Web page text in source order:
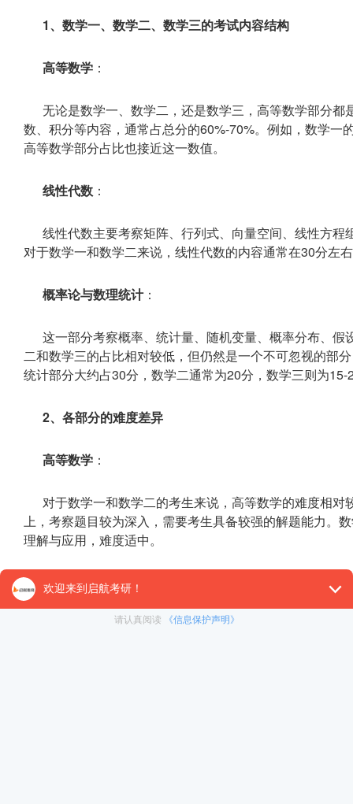
1、数学一、数学二、数学三的考试内容结构
高等数学 ：
无论是数学一、数学二，还是数学三，高等数学部分
数、积分等内容，通常占总分的60%-70%。例如，数学
高等数学部分占比也接近这一数值。
线性代数 ：
线性代数主要考察矩阵、行列式、向量空间、线性方
对于数学一和数学二来说，线性代数的内容通常在30分左
概率论与数理统计：
这一部分考察概率、统计量、随机变量、概率分布、
二和数学三的占比相对较低，但仍然是一个不可忽视的部
统计部分大约占30分，数学二通常为20分，数学三则为15-
2、各部分的难度差异
高等数学 ：
对于数学一和数学二的考生来说，高等数学的难度相
上，考察题目较为深入，需要考生具备较强的解题能力。
理解与应用，难度适中。
线性代数：
数学一和数学二的线性代数考察范围较广，题目较为